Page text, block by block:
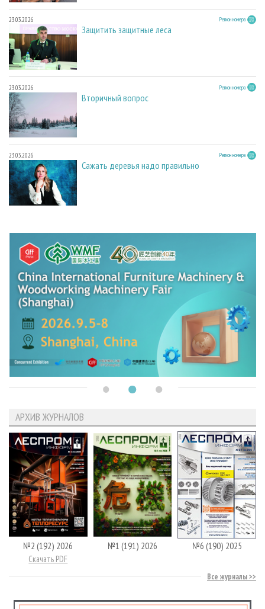
23.03.2026 Регион номера
Защитить защитные леса
23.03.2026 Регион номера
Вторичный вопрос
23.03.2026 Регион номера
Сажать деревья надо правильно
АРХИВ ЖУРНАЛОВ
№2 (192) 2026
Скачать PDF
№1 (191) 2026 №6 (190) 2025
Все журналы